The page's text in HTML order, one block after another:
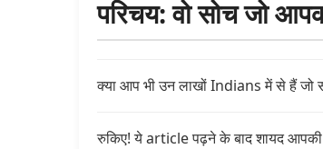
परिचय: वो सोच जो
क्या आप भी उन लाखों Indians में से हैं जो
रुकिए! ये article पढ़ने के बाद शायद